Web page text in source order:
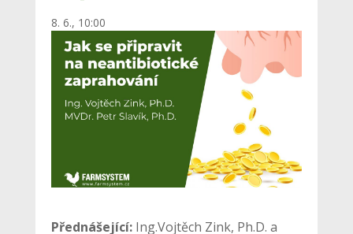
8. 6., 10:00
Přednášející:Ing.Vojtěch Zink, Ph.D. a